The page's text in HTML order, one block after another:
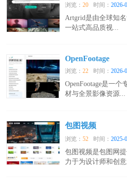
浏览：20 时间：2026-
Artgrid是由全球知
一站式高品质视...
OpenFootage
浏览：22 时间：2026-
OpenFootage是一
材与全景影像资源...
包图视频
浏览：52 时间：2025-
包图视频是包图网
力于为设计师和创意